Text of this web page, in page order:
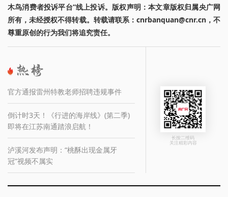
木鸟消费者投诉平台”线上投诉。版权声明：本文章版权归属央广网
所有，未经授权不得转载。转载请联系：cnrbanquan@cnr.cn，不
尊重原创的行为我们将追究责任。
官方通报雷州特教老师招聘违规事件
倒计时3天！《行进的海岸线》(第二季)
即将在江苏南通踏浪启航！
泸溪河发布声明：“桃酥出现金属牙
冠”视频不属实
长按二维码
关注精彩内容